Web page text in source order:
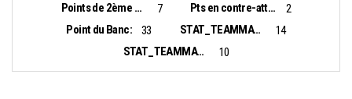
Points de 2ème chance:
7 Pts en contre-attaque:
2
Point du Banc:
33 STAT_TEAMMATCH_BASKETBALL_sBiggestLead_NAME:
14
STAT_TEAMMATCH_BASKETBALL_sBiggestScoringRun_NAME:
10